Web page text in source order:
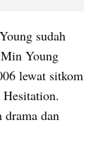
sudah
Young
lewat sitkom
dan